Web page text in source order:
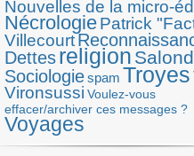
Nouvelles de la micro-
NécrologiePatrick
Villecourt
Dettesreligion
Sociologiespam Troyes
Vironsussi Voulez-vous
effacer/archiver ces messages ?
Voyages